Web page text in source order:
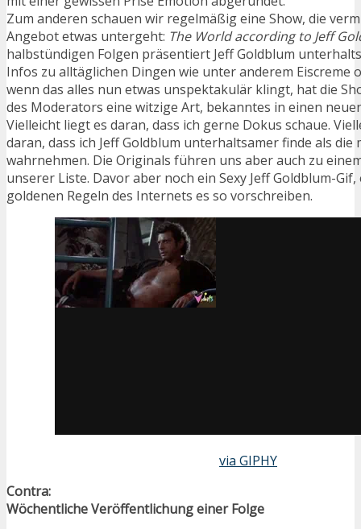
Zum anderen schauen wir regelmäßig eine Show, die
Angebot etwas untergeht: The World according to Jeff
halbstündigen Folgen präsentiert Jeff Goldblum
Infos zu alltäglichen Dingen wie unter anderem Eiscreme
wenn das alles nun etwas unspektakulär klingt, hat die
des Moderators eine witzige Art, bekanntes in einen
Vielleicht liegt es daran, dass ich gerne Dokus schaue.
daran, dass ich Jeff Goldblum unterhaltsamer finde als die
wahrnehmen. Die Originals führen uns aber auch zu
unserer Liste. Davor aber noch ein Sexy Jeff Goldblum-
goldenen Regeln des Internets es so vorschreiben.
via GIPHY
Contra:
Wöchentliche Veröffentlichung einer Folge